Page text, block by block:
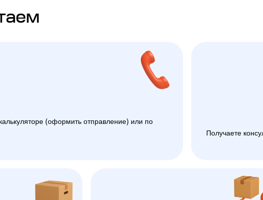
(оформить отправление) или по
Получаете